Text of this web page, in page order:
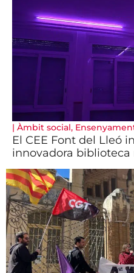
| Àmbit social,
El CEE Font del Lleó
innovadora